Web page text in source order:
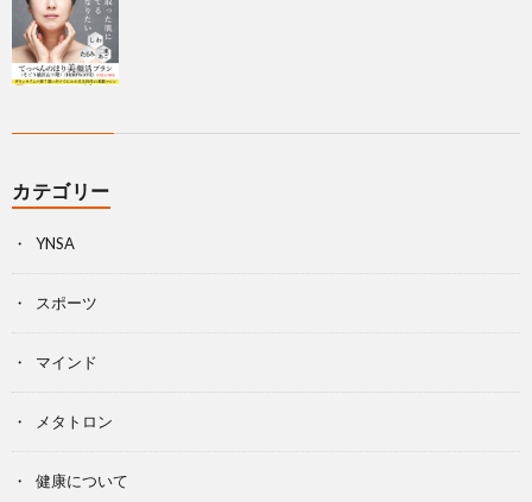
カテゴリー
YNSA
スポーツ
マインド
メタトロン
健康について